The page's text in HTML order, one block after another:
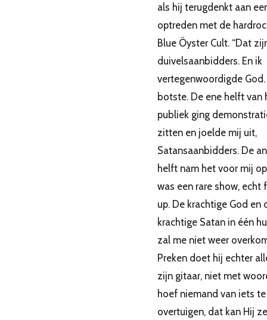
als hij terugdenkt aan
optreden met de
Blue Öyster Cult. “Dat
duivelsaanbidders. En ik
vertegenwoordigde
botste. De ene helft van
publiek ging
zitten en joelde mij uit,
Satansaanbidders. De
helft nam het voor mij
was een rare show, echt
up. De krachtige God en
krachtige Satan in één
zal me niet weer
Preken doet hij echter
zijn gitaar, niet met
hoef niemand van iets te
overtuigen, dat kan Hij